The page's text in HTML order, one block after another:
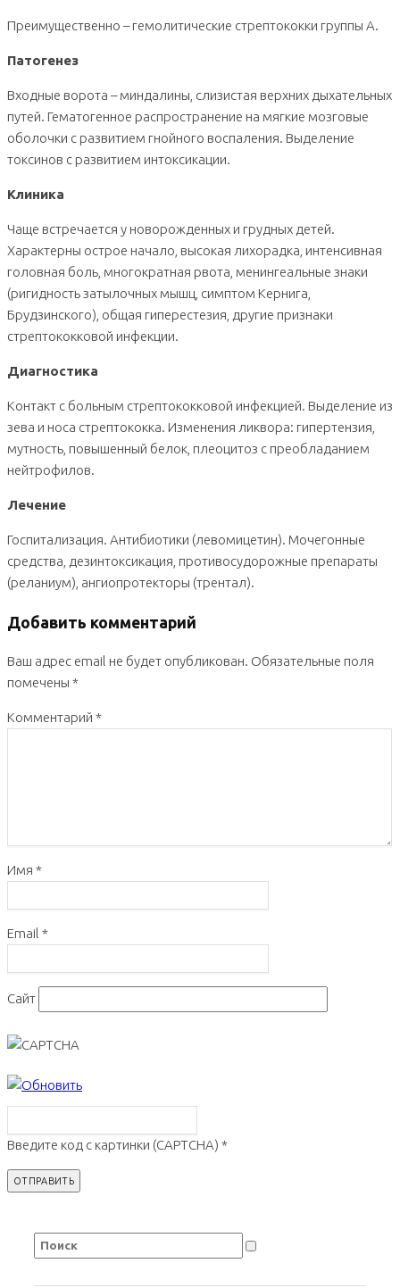
Преимущественно – гемолитические стрептококки группы А.
Патогенез
Входные ворота – миндалины, слизистая верхних дыхательных
путей. Гематогенное распространение на мягкие мозговые
оболочки с развитием гнойного воспаления. Выделение
токсинов с развитием интоксикации.
Клиника
Чаще встречается у новорожденных и грудных детей.
Характерны острое начало, высокая лихорадка, интенсивная
головная боль, многократная рвота, менингеальные знаки
(ригидность затылочных мышц, симптом Кернига,
Брудзинского), общая гиперестезия, другие признаки
стрептококковой инфекции.
Диагностика
Контакт с больным стрептококковой инфекцией. Выделение из
зева и носа стрептококка. Изменения ликвора: гипертензия,
мутность, повышенный белок, плеоцитоз с преобладанием
нейтрофилов.
Лечение
Госпитализация. Антибиотики (левомицетин). Мочегонные
средства, дезинтоксикация, противосудорожные препараты
(реланиум), ангиопротекторы (трентал).
Добавить комментарий
Ваш адрес email не будет опубликован. Обязательные поля
помечены *
Комментарий *
Имя *
Email *
Сайт
Введите код с картинки (CAPTCHA) *